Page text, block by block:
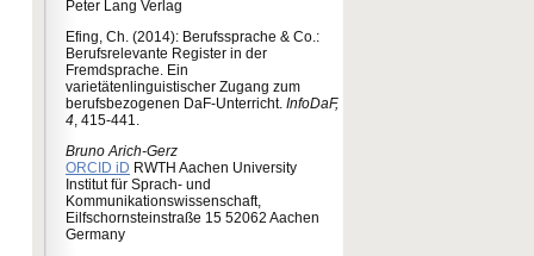
Peter Lang Verlag
Efing, Ch. (2014): Berufssprache & Co.:
Berufsrelevante Register in der
Fremdsprache. Ein
varietätenlinguistischer Zugang zum
berufsbezogenen DaF-Unterricht. InfoDaF,
4, 415-441.
Bruno Arich-Gerz
ORCID iD RWTH Aachen University
Institut für Sprach- und
Kommunikationswissenschaft,
Eilfschornsteinstraße 15 52062 Aachen
Germany